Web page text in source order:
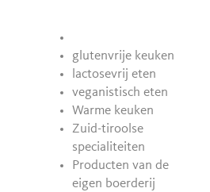
glutenvrije keuken
lactosevrij eten
veganistisch eten
Warme keuken
Zuid-tiroolse
specialiteiten
Producten van de
eigen boerderij